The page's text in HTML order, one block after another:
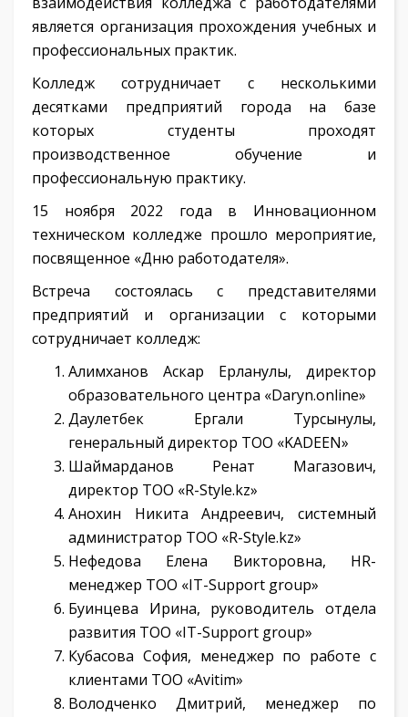
является организация прохождения учебных и
профессиональных практик.
Колледж сотрудничает с несколькими
десятками предприятий города на базе
которых студенты проходят
производственное обучение и
профессиональную практику.
15 ноября 2022 года в Инновационном
техническом колледже прошло мероприятие,
посвященное «Дню работодателя».
Встреча состоялась с представителями
предприятий и организации с которыми
сотрудничает колледж:
Алимханов Аскар Ерланулы, директор
образовательного центра «Daryn.online»
Даулетбек Ергали Турсынулы,
генеральный директор ТОО «KADEEN»
Шаймарданов Ренат Магазович,
директор ТОО «R-Style.kz»
Анохин Никита Андреевич, системный
администратор ТОО «R-Style.kz»
Нефедова Елена Викторовна, HR-
менеджер ТОО «IT-Support group»
Буинцева Ирина, руководитель отдела
развития ТОО «IT-Support group»
Кубасова София, менеджер по работе с
клиентами ТОО «Avitim»
Володченко Дмитрий, менеджер по